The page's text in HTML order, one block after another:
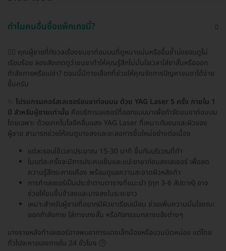
ทำไมคนอื่นซื้อแพ็กเกจนี้?
🙋‍♂️ คุณผู้ชายที่กังวลเรื่องขนขาท่อนบนที่ดูหนาแน่นหรือขึ้นซ้ำบ่อยจนดูไม่
เรียบร้อย ลองสังเกตดูว่าขนขาทำให้คุณรู้สึกไม่มั่นใจเวลาใส่ขาสั้นหรือออก
กำลังกายหรือเปล่า? ตอนนี้มีทางเลือกที่ช่วยให้คุณจัดการปัญหาขนขาได้ง่าย
ขึ้นครับ
โปรแกรมคอร์สเลเซอร์ขนขาท่อนบน ด้วย YAG Laser 5 ครั้ง ภายใน 1
ปี สำหรับผู้ชายเท่านั้น คือบริการเลเซอร์ที่ออกแบบมาเพื่อกำจัดขนขาท่อนบน
โดยเฉพาะ ด้วยเทคโนโลยีคลื่นแสง YAG Laser ที่เหมาะกับขนและผิวของ
ผู้ชาย สามารถช่วยให้ขนดูบางลงและชะลอการขึ้นใหม่อย่างต่อเนื่อง
แต่ละรอบใช้เวลาประมาณ 15-30 นาที ขึ้นกับบริเวณที่ทำ
ในแต่ละครั้งจะมีการประคบเย็นและแปะยาชาก่อนลงเลเซอร์ เพื่อลด
ความรู้สึกระคายเคือง พร้อมดูแลความสะอาดผิวหลังทำ
การทำเลเซอร์เป็นประจำตามตารางที่แนะนำ (ทุก 3-6 สัปดาห์) อาจ
ช่วยให้ขนขึ้นช้าลงและบางลงในระยะยาว
เหมาะสำหรับผู้ชายที่อยากมีผิวขาเรียบเนียน ช่วยเพิ่มความมั่นใจขณะ
ออกกำลังกาย ใส่กางเกงสั้น หรือกิจกรรมกลางแจ้งต่างๆ
บางรายหลังทำเลเซอร์อาจพบอาการแดงเล็กน้อยหรือบวมนิดหน่อย แต่โดย
ทั่วไปจะหายเองภายใน 24 ชั่วโมง 🕒